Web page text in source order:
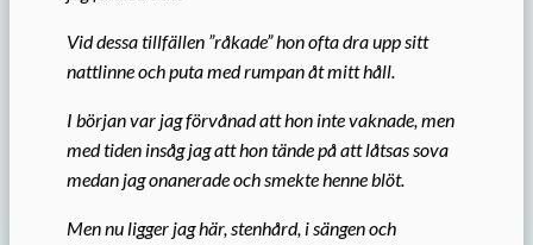
Vid dessa tillfällen ”råkade” hon ofta dra upp sitt
nattlinne och puta med rumpan åt mitt håll.
I början var jag förvånad att hon inte vaknade, men
med tiden insåg jag att hon tände på att låtsas sova
medan jag onanerade och smekte henne blöt.
Men nu ligger jag här, stenhård, i sängen och